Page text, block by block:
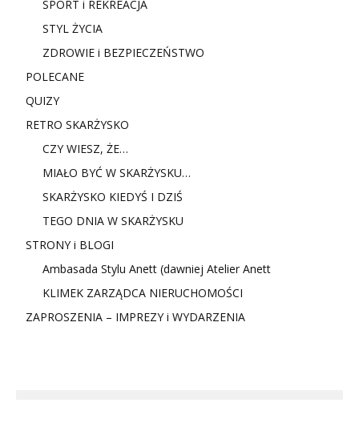
SPORT i REKREACJA
STYL ŻYCIA
ZDROWIE i BEZPIECZEŃSTWO
POLECANE
QUIZY
RETRO SKARŻYSKO
CZY WIESZ, ŻE…
MIAŁO BYĆ W SKARŻYSKU…
SKARŻYSKO KIEDYŚ I DZIŚ
TEGO DNIA W SKARŻYSKU
STRONY i BLOGI
Ambasada Stylu Anett (dawniej Atelier Anett
KLIMEK ZARZĄDCA NIERUCHOMOŚCI
ZAPROSZENIA – IMPREZY i WYDARZENIA